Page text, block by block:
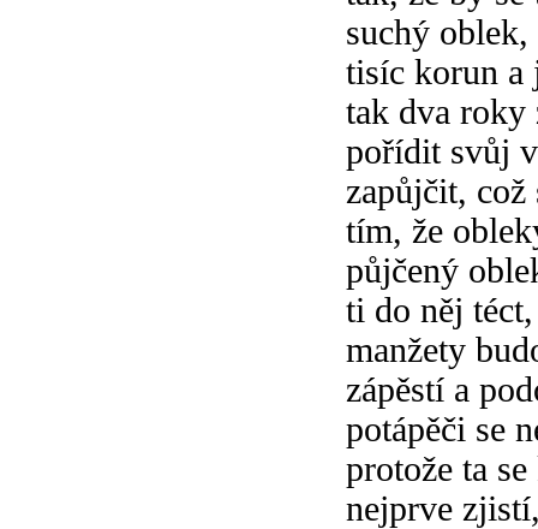
suchý
tisíc korun a
tak dva roky
pořídit svůj
zapůjčit,
tím, že
půjčený
ti do něj
manžety
zápěstí a
potápěči se
protože ta
nejprve